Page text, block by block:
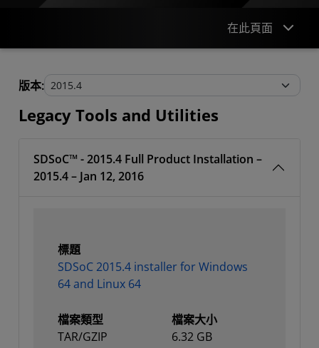
在此頁面
Legacy Tools and Utilities
版本:
Legacy Tools and Utilities
SDSoC™ - 2015.4 Full Product Installation –
2015.4 – Jan 12, 2016
標題
SDSoC 2015.4 installer for Windows
64 and Linux 64
檔案類型
TAR/GZIP
檔案大小
6.32 GB